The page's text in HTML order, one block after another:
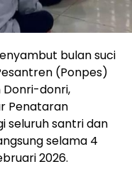
bulan suci
(Ponpes)
Donri-donri,
Penataran
seluruh santri dan
selama 4
2026.